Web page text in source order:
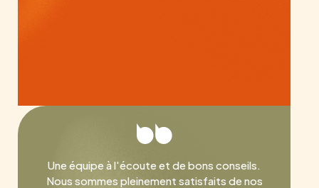
Une équipe à l'écoute et de bons conseils.
Nous sommes pleinement satisfaits de nos